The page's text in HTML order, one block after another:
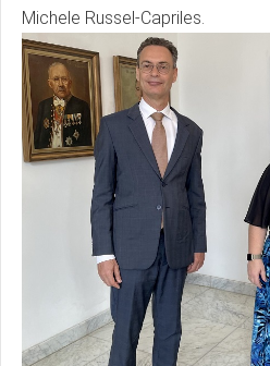
Michele Russel-Capriles.